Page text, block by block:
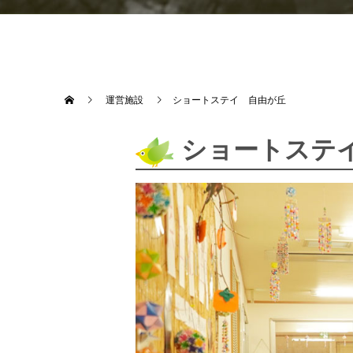
運営施設 ショートステイ 自由が丘
ショートステ